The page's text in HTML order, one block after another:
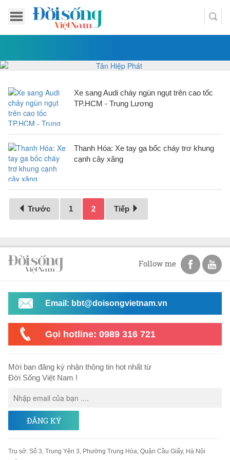
Xe sang Audi cháy ngùn ngụt trên cao tốc
TP.HCM - Trung Lương
Thanh Hóa: Xe tay ga bốc cháy trơ khung
cạnh cây xăng
Trước 1 2 Tiếp
Follow me
Email: bbt@doisongvietnam.vn
Gọi hotline: 0989 316 721
Mời bạn đăng ký nhận thông tin hot nhất từ
Đời Sống Việt Nam !
ĐĂNG KÝ
Trụ sở: Số 3, Trung Yên 3, Phường Trung Hòa, Quận Cầu Giấy, Hà Nội